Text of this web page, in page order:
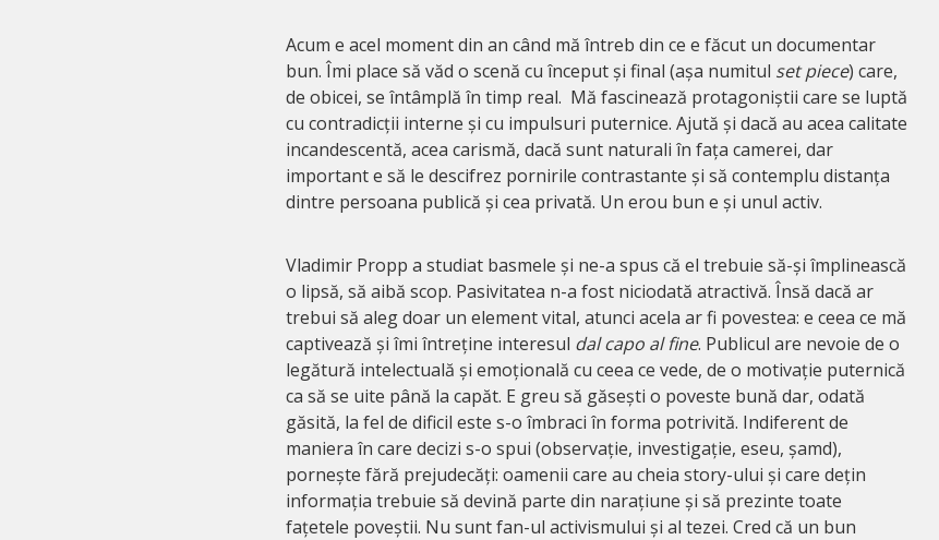
Acum e acel moment din an când mă întreb din ce e făcut un documentar
bun. Îmi place să văd o scenă cu început și final (așa numitul set piece) care,
de obicei, se întâmplă în timp real. Mă fascinează protagoniștii care se luptă
cu contradicții interne și cu impulsuri puternice. Ajută și dacă au acea calitate
incandescentă, acea carismă, dacă sunt naturali în fața camerei, dar
important e să le descifrez pornirile contrastante și să contemplu distanța
dintre persoana publică și cea privată. Un erou bun e și unul activ.
Vladimir Propp a studiat basmele și ne-a spus că el trebuie să-și împlinească
o lipsă, să aibă scop. Pasivitatea n-a fost niciodată atractivă. Însă dacă ar
trebui să aleg doar un element vital, atunci acela ar fi povestea: e ceea ce mă
captivează și îmi întreține interesul dal capo al fine. Publicul are nevoie de o
legătură intelectuală și emoțională cu ceea ce vede, de o motivație puternică
ca să se uite până la capăt. E greu să găsești o poveste bună dar, odată
găsită, la fel de dificil este s-o îmbraci în forma potrivită. Indiferent de
maniera în care decizi s-o spui (observație, investigație, eseu, șamd),
pornește fără prejudecăți: oamenii care au cheia story-ului și care dețin
informația trebuie să devină parte din narațiune și să prezinte toate
fațetele poveștii. Nu sunt fan-ul activismului și al tezei. Cred că un bun